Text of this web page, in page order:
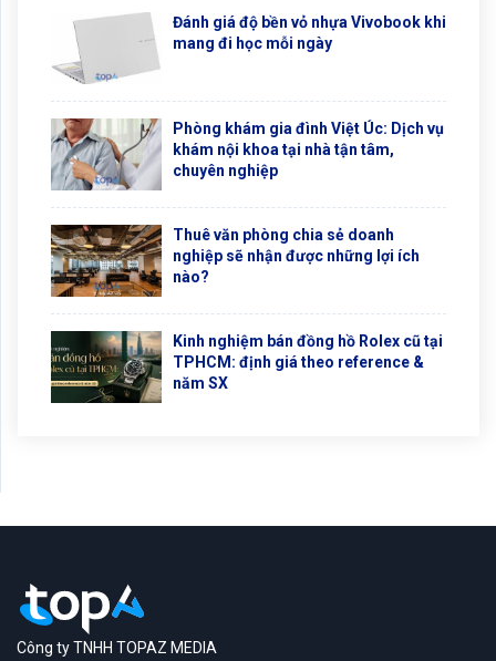
Đánh giá độ bền vỏ nhựa Vivobook khi
mang đi học mỗi ngày
Phòng khám gia đình Việt Úc: Dịch vụ
khám nội khoa tại nhà tận tâm,
chuyên nghiệp
Thuê văn phòng chia sẻ doanh
nghiệp sẽ nhận được những lợi ích
nào?
Kinh nghiệm bán đồng hồ Rolex cũ tại
TPHCM: định giá theo reference &
năm SX
Công ty TNHH TOPAZ MEDIA